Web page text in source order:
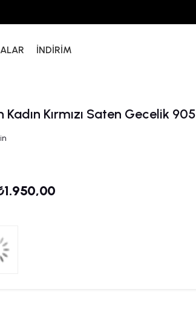
İNDİRİM
Kırmızı Saten Gecelik 905